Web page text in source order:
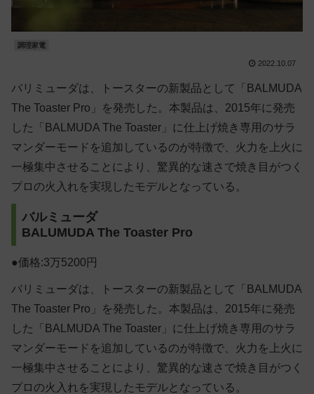
調理家電
2022.10.07
バリミューダは、トースターの新製品として「BALMUDA
The Toaster Pro」を発売した。本製品は、2015年に発売
した「BALMUDA The Toaster」に仕上げ焼き専用のサラ
マンダーモードを追加しているのが特徴で、火力を上火に
一極集中させることにより、驚異的な速さで焼き目がつく
プロの火入れを実現したモデルとなっている。
バルミューダ
BALUMUDA The Toaster Pro
●価格:3万5200円
バリミューダは、トースターの新製品として「BALMUDA
The Toaster Pro」を発売した。本製品は、2015年に発売
した「BALMUDA The Toaster」に仕上げ焼き専用のサラ
マンダーモードを追加しているのが特徴で、火力を上火に
一極集中させることにより、驚異的な速さで焼き目がつく
プロの火入れを実現したモデルとなっている。